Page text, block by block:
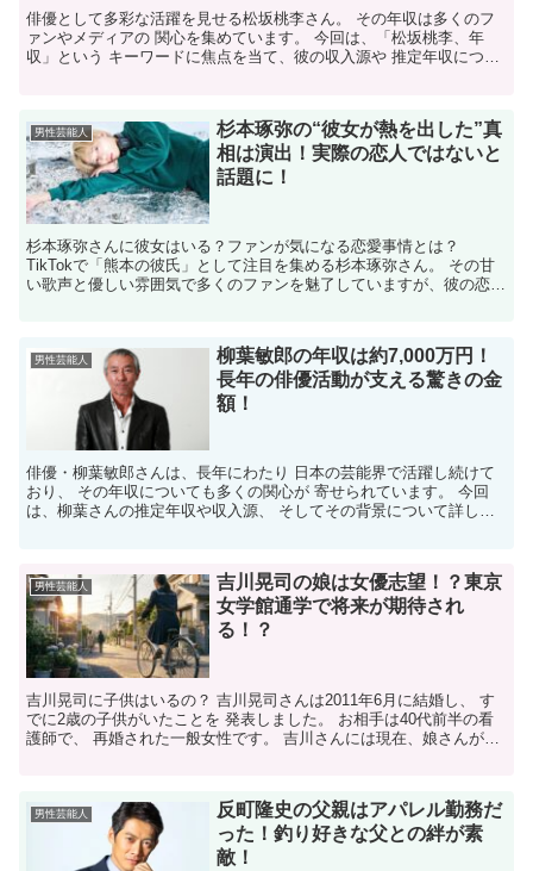
俳優として多彩な活躍を見せる松坂桃李さん。 その年収は多くのフ
ァンやメディアの 関心を集めています。 今回は、「松坂桃李、年
収」という キーワードに焦点を当て、彼の収入源や 推定年収につい
男性芸能人
杉本琢弥の“彼女が熱を出した”真
相は演出！実際の恋人ではないと
話題に！
杉本琢弥さんに彼女はいる？ファンが気になる恋愛事情とは？
TikTokで「熊本の彼氏」として注目を集める杉本琢弥さん。​ その甘
い歌声と優しい雰囲気で多くのファンを魅了していますが、彼の恋愛
男性芸能人
柳葉敏郎の年収は約7,000万円！
長年の俳優活動が支える驚きの金
額！
俳優・柳葉敏郎さんは、長年にわたり 日本の芸能界で活躍し続けて
おり、 その年収についても多くの関心が 寄せられています。 今回
は、柳葉さんの推定年収や収入源、 そしてその背景について詳しく
男性芸能人
吉川晃司の娘は女優志望！？東京
女学館通学で将来が期待され
る！？
吉川晃司に子供はいるの？ 吉川晃司さんは2011年6月に結婚し、 す
でに2歳の子供がいたことを 発表しました。 お相手は40代前半の看
護師で、 再婚された一般女性です。 吉川さんには現在、娘さんが1
男性芸能人
反町隆史の父親はアパレル勤務だ
った！釣り好きな父との絆が素
敵！